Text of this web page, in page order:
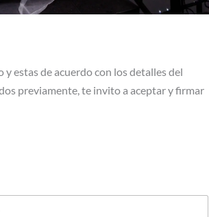
y estas de acuerdo con los detalles del
previamente, te invito a aceptar y firmar